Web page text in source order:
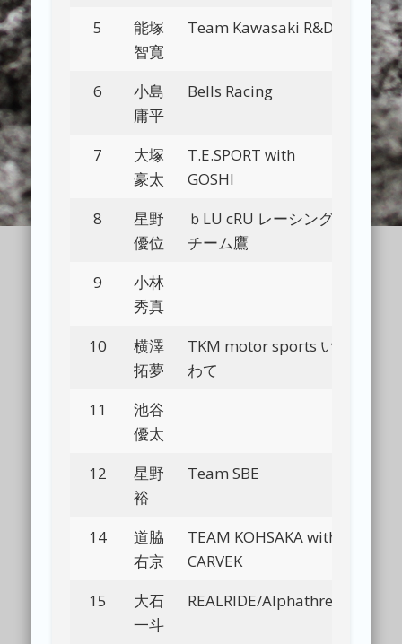
5
能塚
智寛
Team Kawasaki R&D
6
小島
庸平
Bells Racing
7
大塚
豪太
T.E.SPORT with
GOSHI
8
星野
優位
ｂLU cRU レーシング
チーム鷹
9
小林
秀真
10
横澤
拓夢
TKM motor sports い
わて
11
池谷
優太
12
星野
裕
Team SBE
14
道脇
右京
TEAM KOHSAKA with
CARVEK
15
大石
一斗
REALRIDE/Alphathree